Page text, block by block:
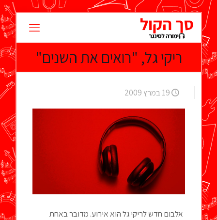
ריקי גל, "רואים את השנים"
19 במרץ 2009
אלבום חדש לריקי גל הוא אירוע. מדובר באחת